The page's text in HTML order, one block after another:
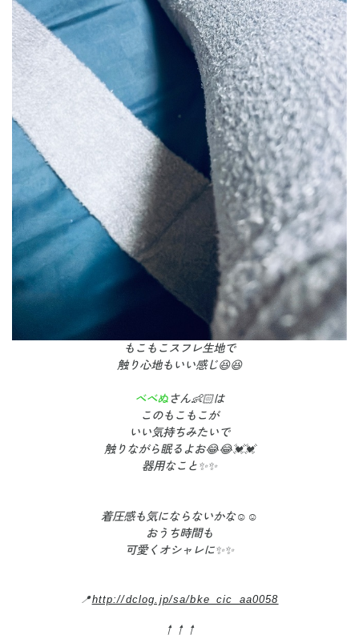
もこもこスフレ生地で
触り心地もいい感じ😆😆
べべぬ さん👶🏻は
このもこもこが
いい気持ちみたいで
触りながら眠るよお😂😂💓💓
器用なこと✨✨
着圧感も気にならないかな☺️☺️
おうち時間も
可愛くオシャレに✨✨
📍http://dclog.jp/sa/bke_cic_aa0058
↑↑↑